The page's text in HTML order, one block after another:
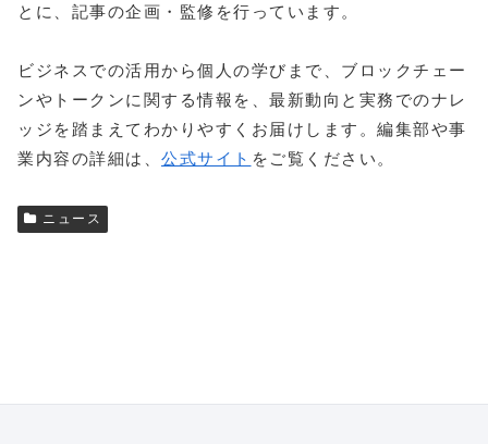
とに、記事の企画・監修を行っています。
ビジネスでの活用から個人の学びまで、ブロックチェー
ンやトークンに関する情報を、最新動向と実務でのナレ
ッジを踏まえてわかりやすくお届けします。編集部や事
業内容の詳細は、 公式サイト をご覧ください。
ニュース